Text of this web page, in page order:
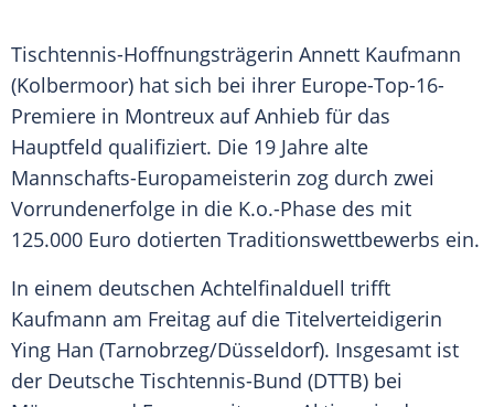
Tischtennis-Hoffnungsträgerin Annett Kaufmann
(Kolbermoor) hat sich bei ihrer Europe-Top-16-
Premiere in Montreux auf Anhieb für das
Hauptfeld qualifiziert. Die 19 Jahre alte
Mannschafts-Europameisterin zog durch zwei
Vorrundenerfolge in die K.o.-Phase des mit
125.000 Euro dotierten Traditionswettbewerbs ein.
In einem deutschen Achtelfinalduell trifft
Kaufmann am Freitag auf die Titelverteidigerin
Ying Han (Tarnobrzeg/Düsseldorf). Insgesamt ist
der Deutsche Tischtennis-Bund (DTTB) bei